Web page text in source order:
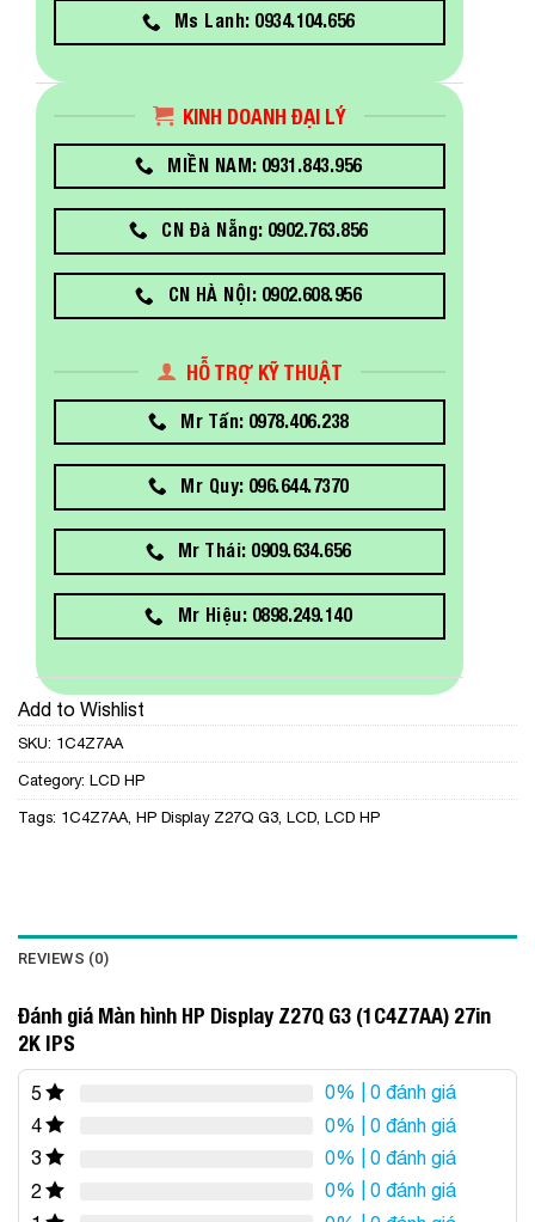
Ms Lanh: 0934.104.656
KINH DOANH ĐẠI LÝ
MIỀN NAM: 0931.843.956
CN Đà Nẵng: 0902.763.856
CN HÀ NỘI: 0902.608.956
HỖ TRỢ KỸ THUẬT
Mr Tấn: 0978.406.238
Mr Quy: 096.644.7370
Mr Thái: 0909.634.656
Mr Hiệu: 0898.249.140
Add to Wishlist
SKU: 1C4Z7AA
Category: LCD HP
Tags: 1C4Z7AA HP Display Z27Q G3 LCD LCD HP
REVIEWS (0)
Đánh giá Màn hình HP Display Z27Q G3 (1C4Z7AA) 27in
2K IPS
5 0% | 0 đánh giá
4
0% | 0 đánh giá
3
0% | 0 đánh giá
2
0% | 0 đánh giá